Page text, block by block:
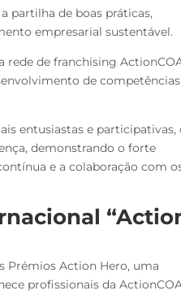
partilha de boas práticas,
empresarial sustentável.
de franchising
de competências
entusiastas e participativas,
demonstrando o forte
e a colaboração com
Prémios Action Hero, uma
profissionais da